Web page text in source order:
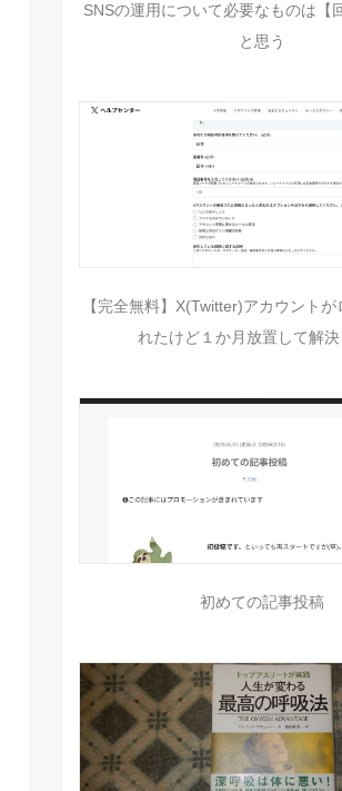
SNSの運用について必要なものは【
と思う
【完全無料】X(Twitter)アカウント
れたけど１か月放置して解
初めての記事投稿